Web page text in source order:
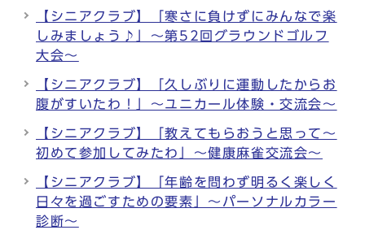
【シニアクラブ】「寒さに負けずにみんなで楽
しみましょう♪」～第52回グラウンドゴルフ
大会～
【シニアクラブ】「久しぶりに運動したからお
腹がすいたわ！」～ユニカール体験・交流会～
【シニアクラブ】「教えてもらおうと思って～
初めて参加してみたわ」～健康麻雀交流会～
【シニアクラブ】「年齢を問わず明るく楽しく
日々を過ごすための要素」～パーソナルカラー
診断～